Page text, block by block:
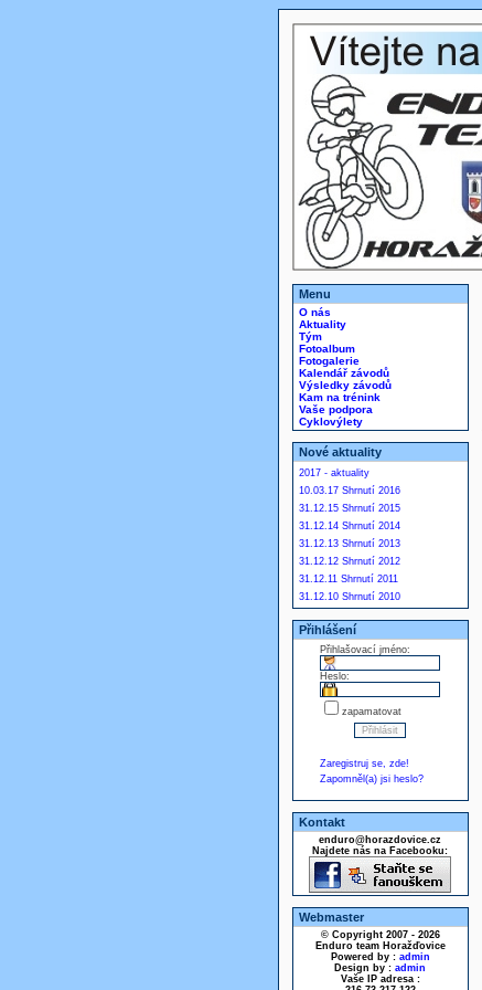
Menu
O nás
Aktuality
Tým
Fotoalbum
Fotogalerie
Kalendář závodů
Výsledky závodů
Kam na trénink
Vaše podpora
Cyklovýlety
Nové aktuality
2017 - aktuality
10.03.17 Shrnutí 2016
31.12.15 Shrnutí 2015
31.12.14 Shrnutí 2014
31.12.13 Shrnutí 2013
31.12.12 Shrnutí 2012
31.12.11 Shrnutí 2011
31.12.10 Shrnutí 2010
Přihlášení
Přihlašovací jméno:
Heslo:
zapamatovat
Zaregistruj se, zde!
Zapomněl(a) jsi heslo?
Kontakt
enduro@horazdovice.cz
Najdete nás na Facebooku:
Webmaster
© Copyright 2007 - 2026
Enduro team Horažďovice
Powered by : admin
Design by : admin
Vaše IP adresa :